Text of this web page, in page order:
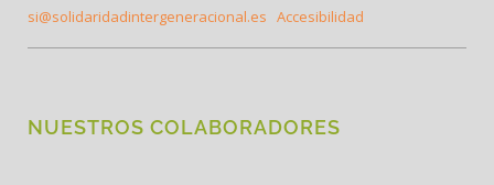
si@solidaridadintergeneracional.es Accesibilidad
NUESTROS COLABORADORES